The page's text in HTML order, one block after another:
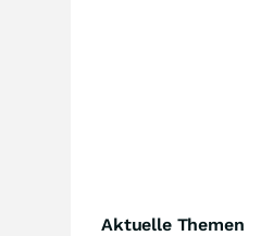
Aktuelle Themen